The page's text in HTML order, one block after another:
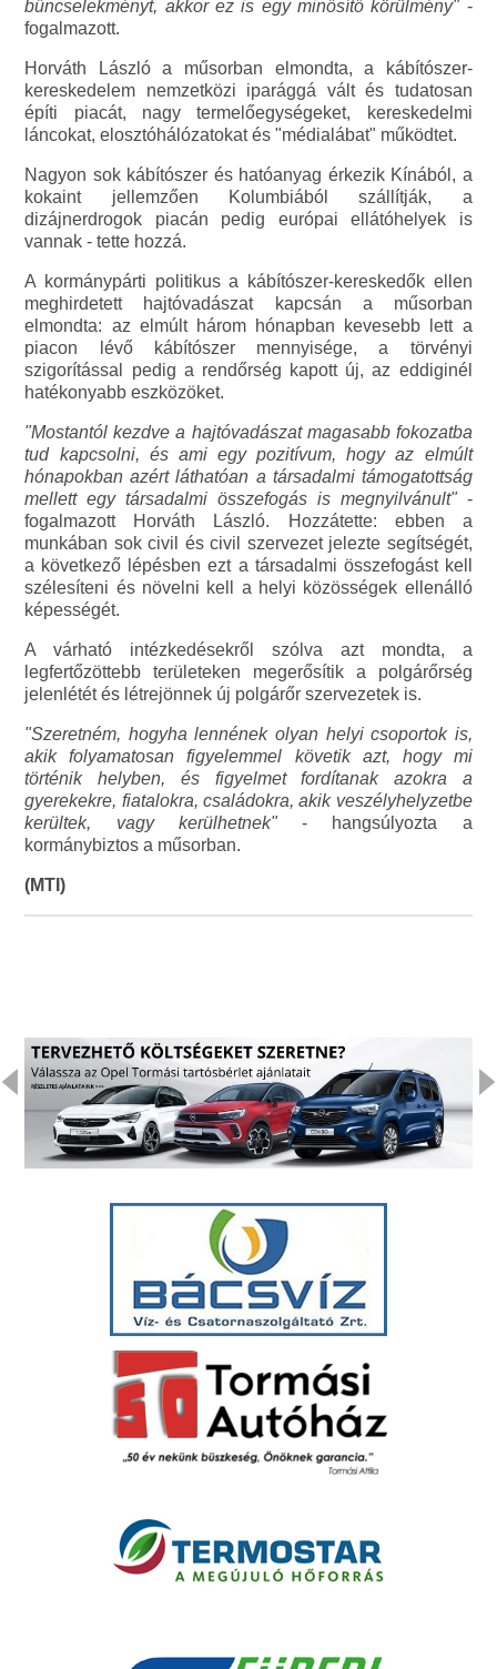
bűncselekményt, akkor ez is egy minősítő körülmény" -
fogalmazott.
Horváth László a műsorban elmondta, a kábítószer-
kereskedelem nemzetközi iparággá vált és tudatosan
építi piacát, nagy termelőegységeket, kereskedelmi
láncokat, elosztóhálózatokat és "médialábat" működtet.
Nagyon sok kábítószer és hatóanyag érkezik Kínából, a
kokaint jellemzően Kolumbiából szállítják, a
dizájnerdrogok piacán pedig európai ellátóhelyek is
vannak - tette hozzá.
A kormánypárti politikus a kábítószer-kereskedők ellen
meghirdetett hajtóvadászat kapcsán a műsorban
elmondta: az elmúlt három hónapban kevesebb lett a
piacon lévő kábítószer mennyisége, a törvényi
szigorítással pedig a rendőrség kapott új, az eddiginél
hatékonyabb eszközöket.
"Mostantól kezdve a hajtóvadászat magasabb fokozatba
tud kapcsolni, és ami egy pozitívum, hogy az elmúlt
hónapokban azért láthatóan a társadalmi támogatottság
mellett egy társadalmi összefogás is megnyilvánult" -
fogalmazott Horváth László. Hozzátette: ebben a
munkában sok civil és civil szervezet jelezte segítségét,
a következő lépésben ezt a társadalmi összefogást kell
szélesíteni és növelni kell a helyi közösségek ellenálló
képességét.
A várható intézkedésekről szólva azt mondta, a
legfertőzöttebb területeken megerősítik a polgárőrség
jelenlétét és létrejönnek új polgárőr szervezetek is.
"Szeretném, hogyha lennének olyan helyi csoportok is,
akik folyamatosan figyelemmel követik azt, hogy mi
történik helyben, és figyelmet fordítanak azokra a
gyerekekre, fiatalokra, családokra, akik veszélyhelyzetbe
kerültek, vagy kerülhetnek"- hangsúlyozta a
kormánybiztos a műsorban.
(MTI)